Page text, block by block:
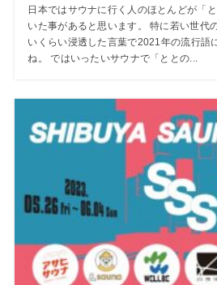
日本ではサウナに行く人のほとんどが「
いた事があると思います。 特に若い世代
いくらい浸透した言葉で2021年の流行語
ね。 ではいったいサウナで「ととの...